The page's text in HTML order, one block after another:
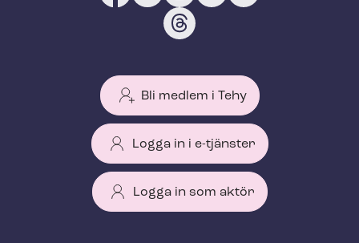
Bli medlem i Tehy
Logga in i e-tjänster
Logga in som aktör